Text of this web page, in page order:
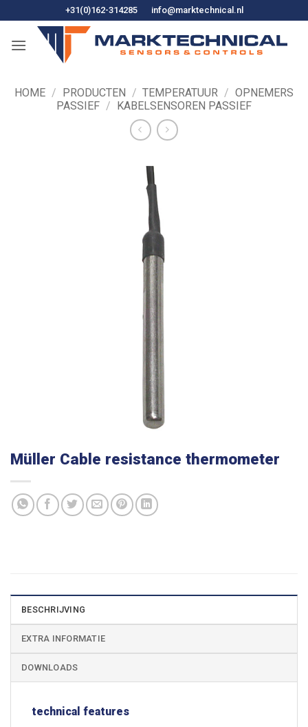
naar
+31(0)162-314285 info@marktechnical.nl
HOME / PRODUCTEN / TEMPERATUUR / OPNEMERS
PASSIEF / KABELSENSOREN PASSIEF
Müller Cable resistance thermometer
BESCHRIJVING
EXTRA INFORMATIE
DOWNLOADS
technical features